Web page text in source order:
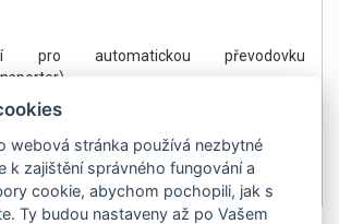
pro automatickou převodovku
Detail
webová stránka používá nezbytné
k zajištění správného fungování a
cookie, abychom pochopili, jak s
Ty budou nastaveny až po Vašem